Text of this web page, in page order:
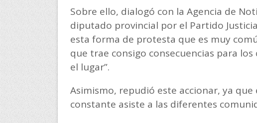
Sobre ello, dialogó con la Agencia de
diputado provincial por el Partido
esta forma de protesta que es muy
que trae consigo consecuencias para
el lugar”.
Asimismo, repudió este accionar, ya
constante asiste a las diferentes